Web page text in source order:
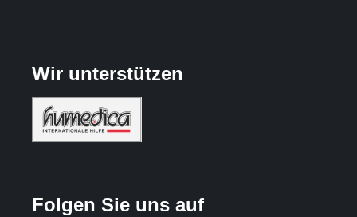
Wir unterstützen
Folgen Sie uns auf